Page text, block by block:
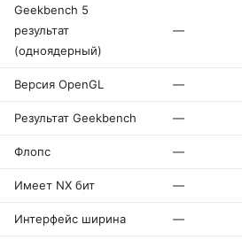
Geekbench 5
результат
(одноядерный)
—
Версия OpenGL —
Результат Geekbench —
Флопс —
Имеет NX бит —
Интерфейс ширина —